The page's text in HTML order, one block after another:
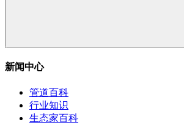
新闻中心
管道百科
行业知识
生态家百科